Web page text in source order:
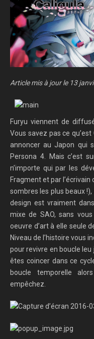
Article mis à jour le 13
Furyu viennent de
Vous savez pas ce
annoncer au Japon qui
Persona 4. Mais c’est
n’importe qui par les
Fragment et par
sombres les plus beaux
design est vraiment
mixe de SAO, sans
oeuvre d’art à elle seule
Niveau de l’histoire vous
pour revivre en boucle
êtes coincer dans ce
boucle temporelle
empêchez.